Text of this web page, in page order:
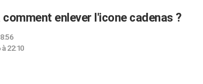
enlever l'icone cadenas ?
22:10